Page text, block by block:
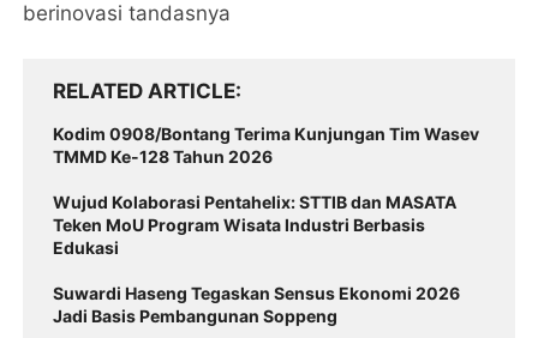
berinovasi tandasnya
RELATED ARTICLE
Kodim 0908/Bontang Terima Kunjungan Tim Wasev
TMMD Ke-128 Tahun 2026
Wujud Kolaborasi Pentahelix: STTIB dan MASATA
Teken MoU Program Wisata Industri Berbasis
Edukasi
Suwardi Haseng Tegaskan Sensus Ekonomi 2026
Jadi Basis Pembangunan Soppeng